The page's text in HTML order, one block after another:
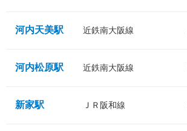
河内天美駅 近鉄南大阪線
河内松原駅 近鉄南大阪線
新家駅 ＪＲ阪和線